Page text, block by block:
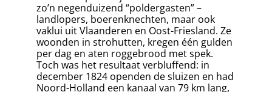
zo’n negenduizend “poldergasten” –
landlopers, boerenknechten, maar ook
vaklui uit Vlaanderen en Oost-Friesland. Ze
woonden in strohutten, kregen één gulden
per dag en aten roggebrood met spek.
Toch was het resultaat verbluffend: in
december 1824 openden de sluizen en had
Noord-Holland een kanaal van 79 km lang,